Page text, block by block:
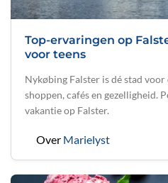
Top-ervaringen op
voor teens
Nykøbing Falster is dé stad
shoppen, cafés en gezelligheid.
vakantie op Falster.
Over Marielyst